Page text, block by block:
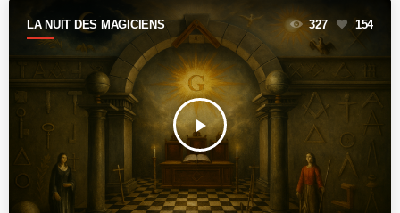
LA NUIT DES MAGICIENS
play_arrow
327 154